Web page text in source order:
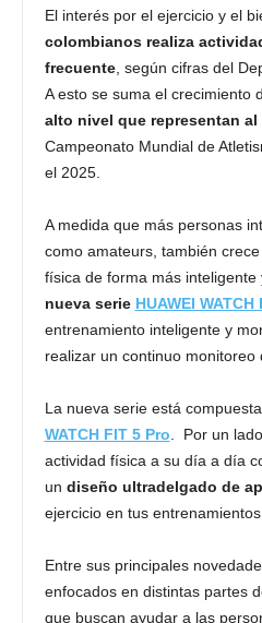
El interés por el ejercicio y el
colombianos realiza
frecuente, según cifras del
A esto se suma el crecimiento
alto nivel que representan
Campeonato Mundial de
el 2025.
A medida que más personas
como amateurs, también
física de forma más inteligente
nueva serie HUAWEI WATCH
entrenamiento inteligente y
realizar un continuo monitoreo
La nueva serie está
WATCH FIT 5 Pro . Por un
actividad física a su día a día
un diseño ultradelgado de
ejercicio en tus
Entre sus principales
enfocados en distintas partes
que buscan ayudar a las